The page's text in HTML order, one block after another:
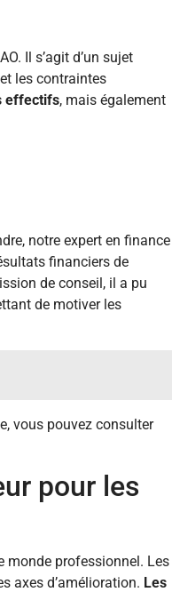
Il s’agit d’un sujet
les contraintes
effectifs, mais également
notre expert en finance
financiers de
de conseil, il a pu
de motiver les
vous pouvez consulter
pour les
monde professionnel. Les
axes d’amélioration. Les